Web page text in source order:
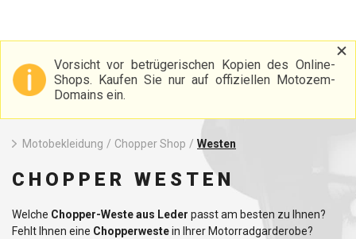
Vorsicht vor betrügerischen Kopien des Online-
Shops. Kaufen Sie nur auf offiziellen Motozem-
Domains ein.
Motobekleidung / Chopper Shop / Westen
CHOPPER WESTEN
Welche Chopper-Weste aus Leder passt am besten zu Ihnen?
Fehlt Ihnen eine Chopperwestein Ihrer Motorradgarderobe?